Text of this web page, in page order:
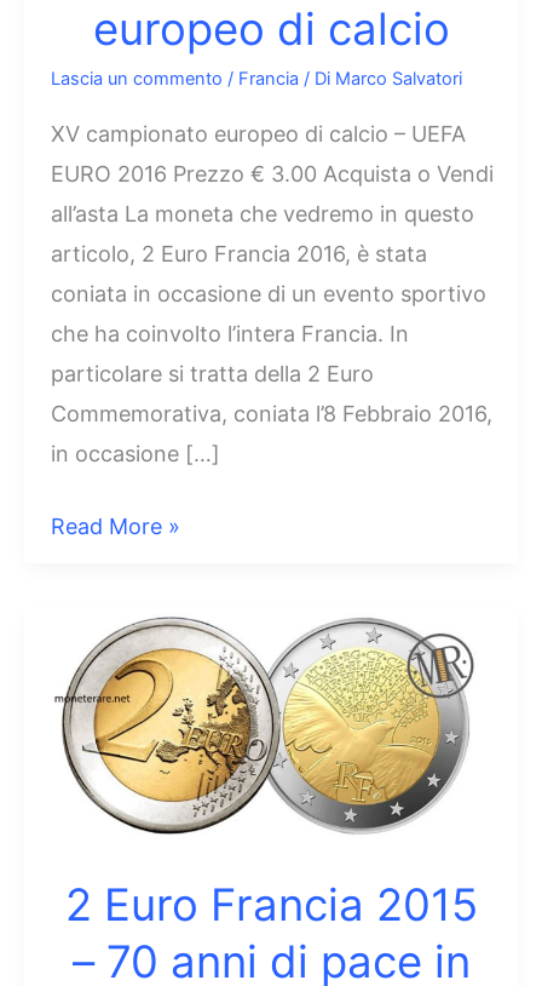
europeo di calcio
Lascia un commento / Francia / Di Marco Salvatori
XV campionato europeo di calcio – UEFA
EURO 2016 Prezzo € 3.00 Acquista o Vendi
all’asta La moneta che vedremo in questo
articolo, 2 Euro Francia 2016, è stata
coniata in occasione di un evento sportivo
che ha coinvolto l’intera Francia. In
particolare si tratta della 2 Euro
Commemorativa, coniata l’8 Febbraio 2016,
in occasione […]
2
2016
XV
campionato
europeo
calcio
Read More »
2 Euro Francia 2015
– 70 anni di pace in